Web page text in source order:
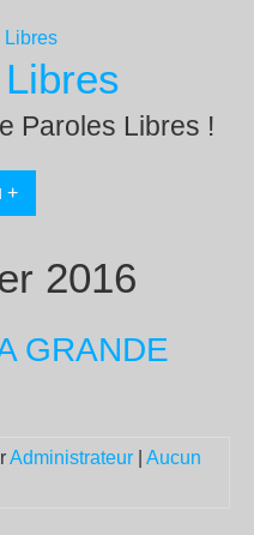
Paroles Libres !
+
2016
GRANDE
Administrateur
Aucun